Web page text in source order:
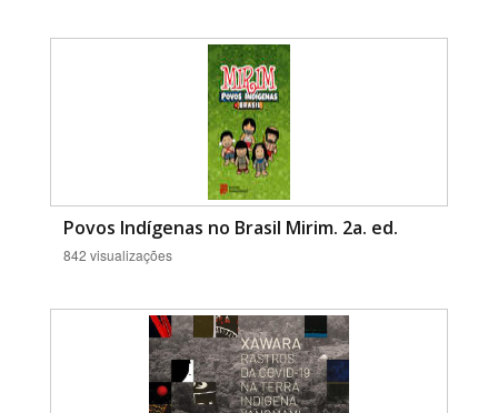
Povos Indígenas no Brasil Mirim. 2a. ed.
842 visualizações